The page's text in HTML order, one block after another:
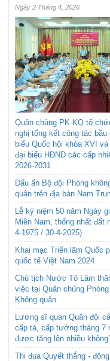
Ngày 2 Tháng 4, 2026
Quân chủng PK-KQ tổ
nghị tổng kết công tác bầu
biểu Quốc hội khóa XVI
đại biểu HĐND các cấp
2026-2031
Dấu ấn Bộ đội Phòng
quân trên địa bàn Nam
Lễ kỷ niệm 50 năm Ngày
Miền Nam, thống nhất đất
4-1975 / 30-4-2025)
Khai mạc Triển lãm Quốc
quốc tế Việt Nam 2024
Chủ tịch Nước Tô Lâm
việc tại Quân chủng
Không quân
Lương sĩ quan Quân đội
cấp tá, cấp tướng tháng 7
được tăng lên nhiều
Thi đua Quyết thắng -